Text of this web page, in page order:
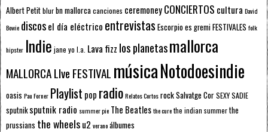
Albert Petitblurbn mallorcacanciones ceremoneyCONCIERTOS cultura David
Bowie discosel día eléctrico entrevistas Escorpioes gremiFESTIVALES folk
hipster Indie jane yo l.a. Lava fizz los planetasmallorca
MALLORCA LIve FESTIVAL músicaNotodoesindie
oasis Pau Forner Playlist pop radioRelatos CortosrockSalvatge CorSEXY SADIE
sputnik sputnik radio summer pie The Beatlesthe curethe indian summerthe
prussians the wheelsu2 veranoálbumes